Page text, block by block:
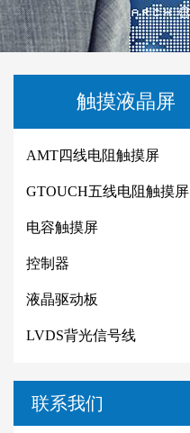
触摸液晶屏
AMT四线电阻触摸屏
GTOUCH五线电阻触摸屏
电容触摸屏
控制器
液晶驱动板
LVDS背光信号线
联系我们